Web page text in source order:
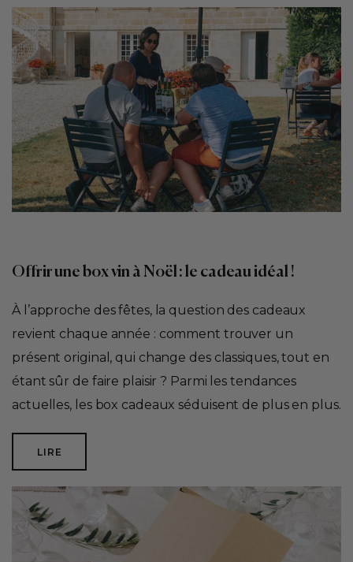
Offrir une box vin à Noël : le cadeau idéal !
À l’approche des fêtes, la question des cadeaux
revient chaque année : comment trouver un
présent original, qui change des classiques, tout en
étant sûr de faire plaisir ? Parmi les tendances
actuelles, les box cadeaux séduisent de plus en plus.
LIRE